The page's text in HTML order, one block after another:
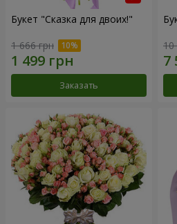
Букет "Сказка для двоих!"
1 666 грн
Заказать
10